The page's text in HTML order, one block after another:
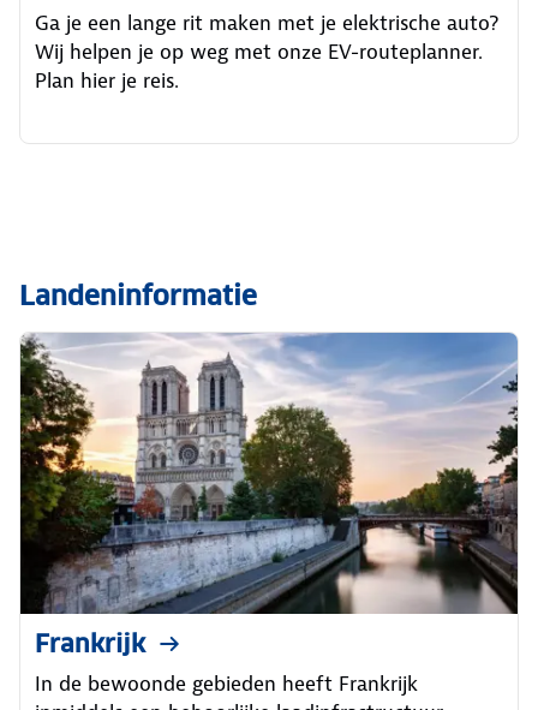
Ga je een lange rit maken met je elektrische auto?
Wij helpen je op weg met onze EV-routeplanner.
Plan hier je reis.
Landeninformatie
Frankrijk
In de bewoonde gebieden heeft Frankrijk